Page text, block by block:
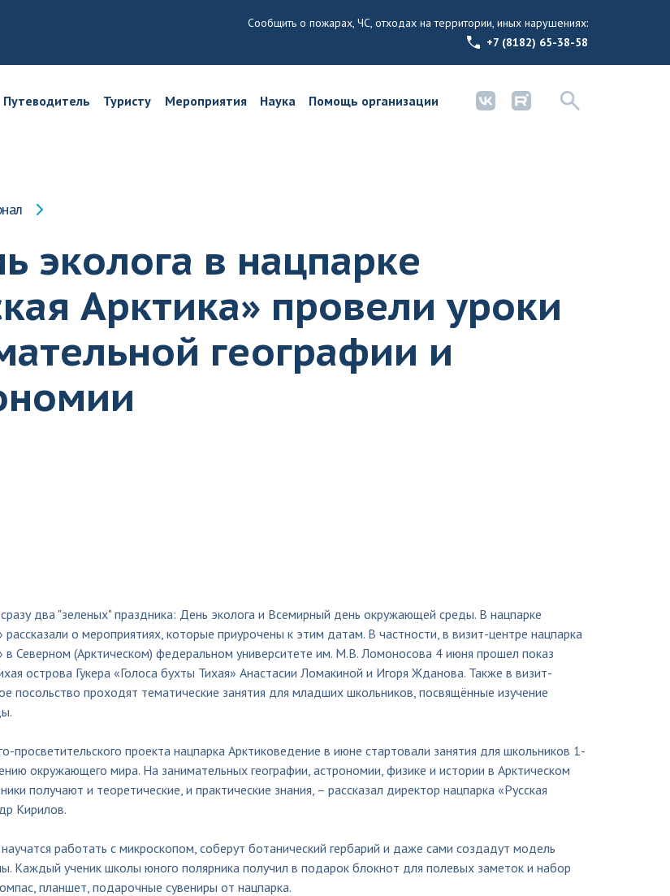
Сообщить о пожарах, ЧС, отходах на территории, иных нарушениях:
+7 (8182) 65-38-58
Путеводитель Туристу Мероприятия Наука Помощь организации
эколога в нацпарке
Арктика» провели уроки
географии и
два "зеленых" праздника: День эколога и Всемирный день окружающей среды. В нацпарке
рассказали о мероприятиях, которые приурочены к этим датам. В частности, в визит-центре нацпарка
в Северном (Арктическом) федеральном университете им. М.В. Ломоносова 4 июня прошел показ
острова Гукера «Голоса бухты Тихая» Анастасии Ломакиной и Игоря Жданова. Также в визит-
посольство проходят тематические занятия для младших школьников, посвящённые изучение
просветительского проекта нацпарка Арктиковедение в июне стартовали занятия для школьников 1-
окружающего мира. На занимательных географии, астрономии, физике и истории в Арктическом
получают и теоретические, и практические знания, – рассказал директор нацпарка «Русская
Кирилов.
работать с микроскопом, соберут ботанический гербарий и даже сами создадут модель
Каждый ученик школы юного полярника получил в подарок блокнот для полевых заметок и набор
планшет, подарочные сувениры от нацпарка.